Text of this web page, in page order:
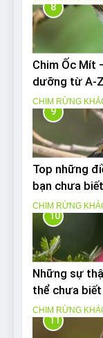
8
Chim Ốc Mít
dưỡng từ A-Z
CHIM RỪNG
9
Top những
bạn chưa biết
CHIM RỪNG
10
Những sự
thể chưa biết
CHIM RỪNG
11